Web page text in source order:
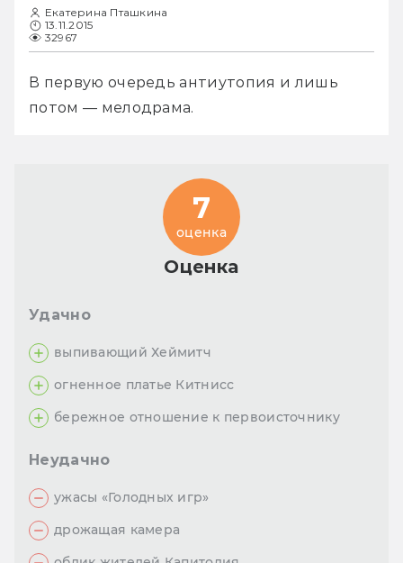
Екатерина Пташкина
13.11.2015
32967
В первую очередь антиутопия и лишь
потом — мелодрама.
Оценка
7
оценка
Удачно
выпивающий Хеймитч
огненное платье Китнисс
бережное отношение к первоисточнику
Неудачно
ужасы «Голодных игр»
дрожащая камера